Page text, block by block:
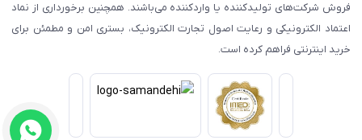
فروش شرکت‌های تولیدکننده یا واردکننده می‌باشند. همچنین برخورداری از نماد
اعتماد الکترونیکی و رعایت اصول تجارت الکترونیک، بستری امن و مطمئن برای
خرید اینترنتی فراهم کرده است.